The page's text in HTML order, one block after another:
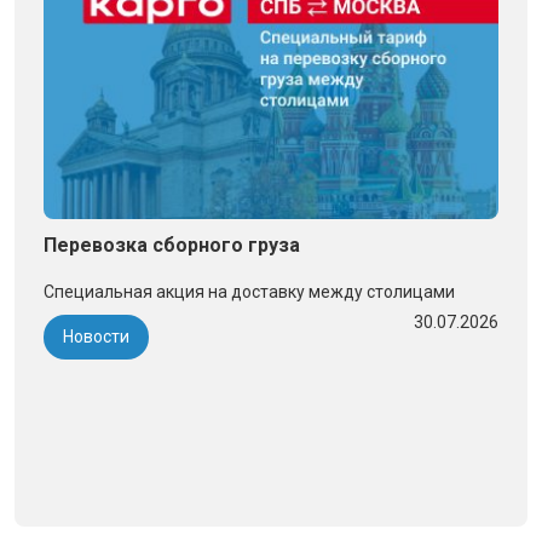
Перевозка сборного груза
Специальная акция на доставку между столицами
Новости
30.07.2026